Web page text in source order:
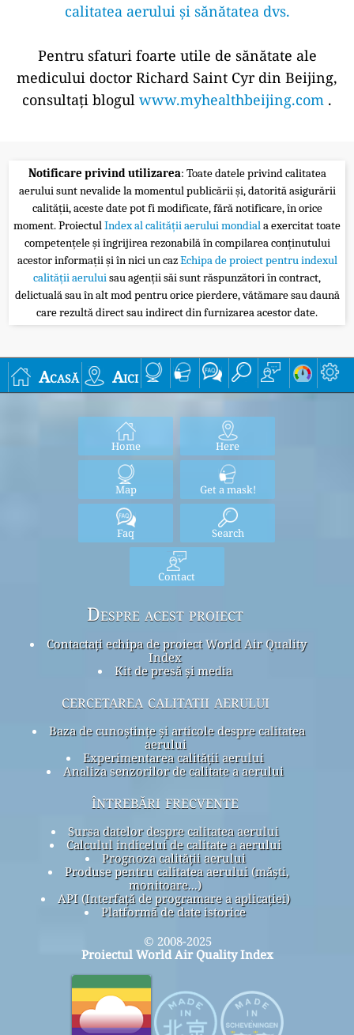
calitatea aerului și sănătatea dvs.
Pentru sfaturi foarte utile de sănătate ale
medicului doctor Richard Saint Cyr din Beijing,
consultați blogul www.myhealthbeijing.com .
Notificare privind utilizarea: Toate datele privind calitatea
aerului sunt nevalide la momentul publicării și, datorită asigurării
calității, aceste date pot fi modificate, fără notificare, în orice
moment. ProiectulIndex al calității aerului mondiala exercitat toate
competențele și îngrijirea rezonabilă în compilarea conținutului
acestor informații și în nici un cazEchipa de proiect pentru indexul
calității aeruluisau agenții săi sunt răspunzători în contract,
delictuală sau în alt mod pentru orice pierdere, vătămare sau daună
care rezultă direct sau indirect din furnizarea acestor date.
Acasă Aici
Home Here
Map Get a mask!
Faq Search
Contact
Despre acest proiect
Contactați echipa de proiect World Air Quality
Index
Kit de presă și media
cercetarea calitatii aerului
Baza de cunoștințe și articole despre calitatea
aerului
Experimentarea calității aerului
Analiza senzorilor de calitate a aerului
întrebări frecvente
Sursa datelor despre calitatea aerului
Calculul indicelui de calitate a aerului
Prognoza calității aerului
Produse pentru calitatea aerului (măști,
monitoare...)
API (Interfață de programare a aplicației)
Platformă de date istorice
© 2008-2025
Proiectul World Air Quality Index